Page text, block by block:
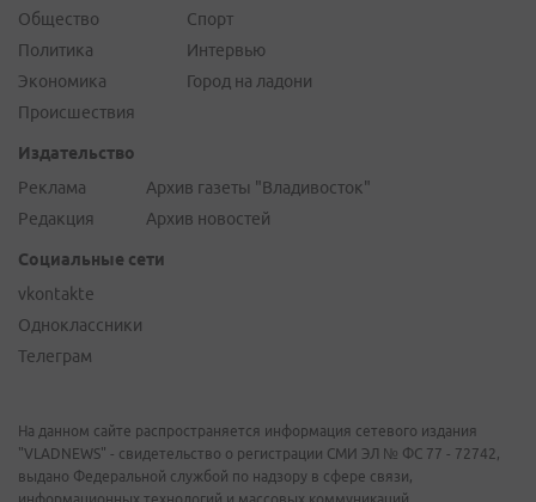
Общество
Политика
Экономика
Происшествия
Спорт
Интервью
Город на ладони
Издательство
Реклама
Редакция
Архив газеты "Владивосток"
Архив новостей
Социальные сети
vkontakte
Одноклассники
Телеграм
На данном сайте распространяется информация сетевого издания
"VLADNEWS" - свидетельство о регистрации СМИ ЭЛ № ФС 77 - 72742,
выдано Федеральной службой по надзору в сфере связи,